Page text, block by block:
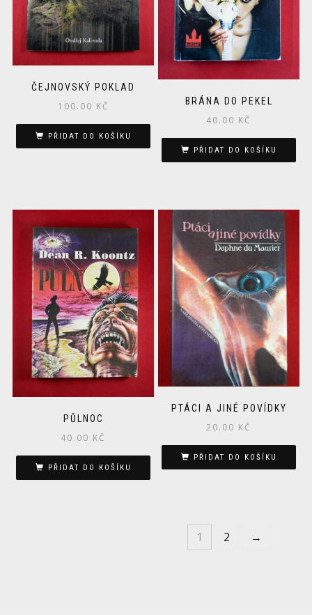
ČEJNOVSKÝ POKLAD
100.00 KČ
PŘIDAT DO KOŠÍKU
BRÁNA DO PEKEL
40.00 KČ
PŘIDAT DO KOŠÍKU
PŮLNOC
40.00 KČ
PŘIDAT DO KOŠÍKU
PTÁCI A JINÉ POVÍDKY
20.00 KČ
PŘIDAT DO KOŠÍKU
1 2 →